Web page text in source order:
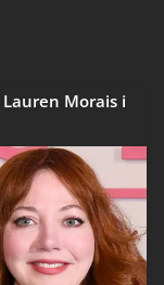
Lauren Morais i